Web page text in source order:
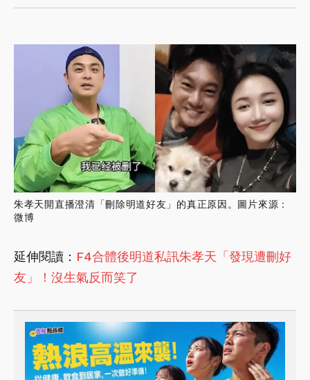
朱孝天開直播澄清「刪除明道好友」的真正原因。圖片來源：
微博
延伸閱讀： F4合體後明道私訊朱孝天「發現遭刪好
友」！沒生氣反而笑了